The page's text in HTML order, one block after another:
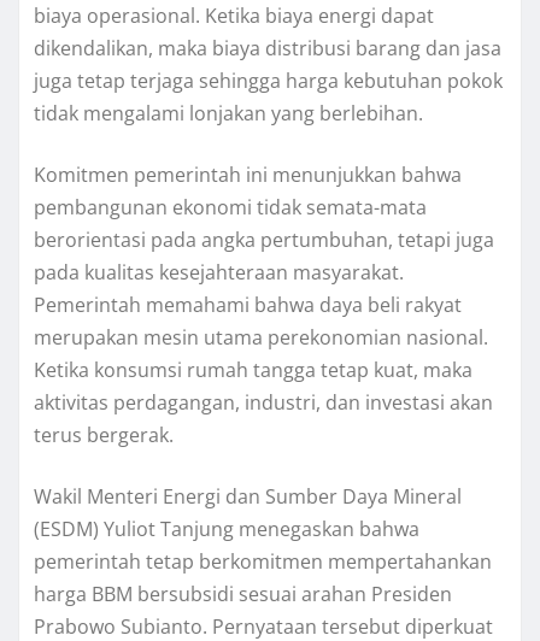
biaya operasional. Ketika biaya energi dapat
dikendalikan, maka biaya distribusi barang dan jasa
juga tetap terjaga sehingga harga kebutuhan pokok
tidak mengalami lonjakan yang berlebihan.
Komitmen pemerintah ini menunjukkan bahwa
pembangunan ekonomi tidak semata-mata
berorientasi pada angka pertumbuhan, tetapi juga
pada kualitas kesejahteraan masyarakat.
Pemerintah memahami bahwa daya beli rakyat
merupakan mesin utama perekonomian nasional.
Ketika konsumsi rumah tangga tetap kuat, maka
aktivitas perdagangan, industri, dan investasi akan
terus bergerak.
Wakil Menteri Energi dan Sumber Daya Mineral
(ESDM) Yuliot Tanjung menegaskan bahwa
pemerintah tetap berkomitmen mempertahankan
harga BBM bersubsidi sesuai arahan Presiden
Prabowo Subianto. Pernyataan tersebut diperkuat